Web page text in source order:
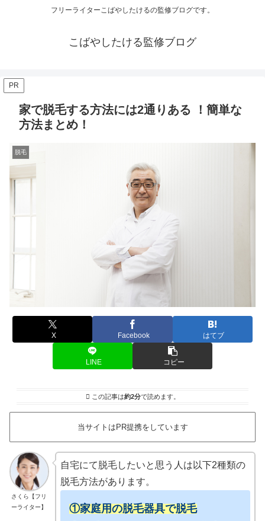
フリーライターこばやしたけるの監修ブログです。
こばやしたける監修ブログ
PR
家で脱毛する方法には2通りある ！簡単な
方法まとめ！
脱毛
X Facebook はてブ
LINE コピー
この記事は約2分で読めます。
当サイトはPR提携をしています
さくら【フリ
ーライター】
自宅にて脱毛したいと思う人は以下2種類の
脱毛方法があります。
①家庭用の脱毛器具で脱毛